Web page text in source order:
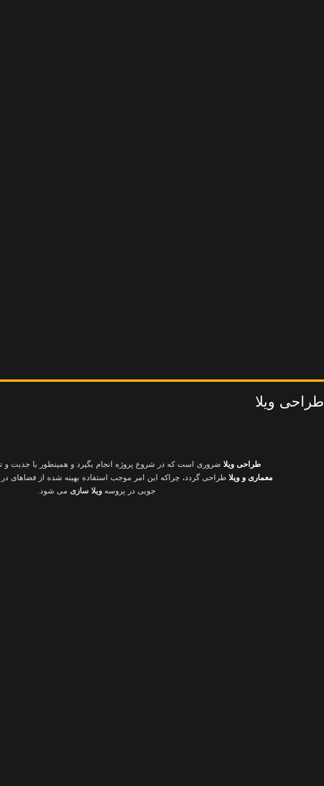
طراحی ویلا
طراحی ویلا ضروری است که در شروع پروژه انجام بگیرد و همینطور با جدیت و
معماری و ویلا طراحی گردد، چراکه این امر موجب استفاده بهینه شده از فضاهای
جویی در پروسه ویلا سازی می شود.